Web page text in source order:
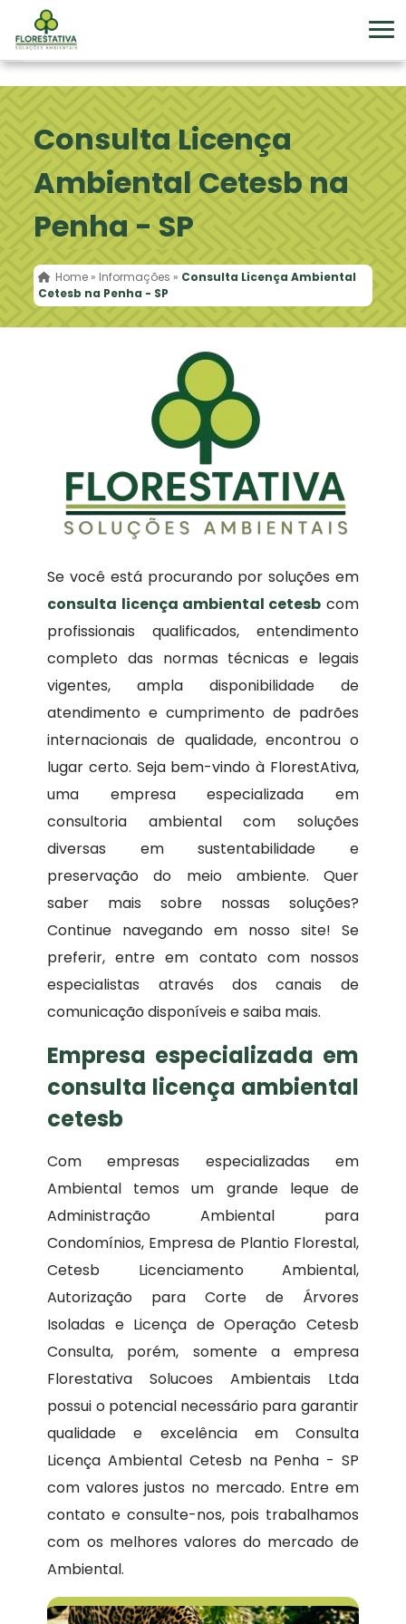
Consulta Licença
Ambiental Cetesb na
Penha - SP
Home » Informações » Consulta Licença Ambiental
Cetesb na Penha - SP
Se você está procurando por soluções em
consulta licença ambiental cetesb com
profissionais qualificados, entendimento
completo das normas técnicas e legais
vigentes, ampla disponibilidade de
atendimento e cumprimento de padrões
internacionais de qualidade, encontrou o
lugar certo. Seja bem-vindo à FlorestAtiva,
uma empresa especializada em
consultoria ambiental com soluções
diversas em sustentabilidade e
preservação do meio ambiente. Quer
saber mais sobre nossas soluções?
Continue navegando em nosso site! Se
preferir, entre em contato com nossos
especialistas através dos canais de
comunicação disponíveis e saiba mais.
Empresa especializada em
consulta licença ambiental
cetesb
Com empresas especializadas em
Ambiental temos um grande leque de
Administração Ambiental para
Condomínios, Empresa de Plantio Florestal,
Cetesb Licenciamento Ambiental,
Autorização para Corte de Árvores
Isoladas e Licença de Operação Cetesb
Consulta, porém, somente a empresa
Florestativa Solucoes Ambientais Ltda
possui o potencial necessário para garantir
qualidade e excelência em Consulta
Licença Ambiental Cetesb na Penha - SP
com valores justos no mercado. Entre em
contato e consulte-nos, pois trabalhamos
com os melhores valores do mercado de
Ambiental.